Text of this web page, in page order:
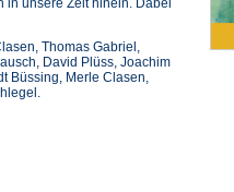
in unsere Zeit hinein. Dabei
Thomas Gabriel,
David Plüss, Joachim
Büssing, Merle Clasen,